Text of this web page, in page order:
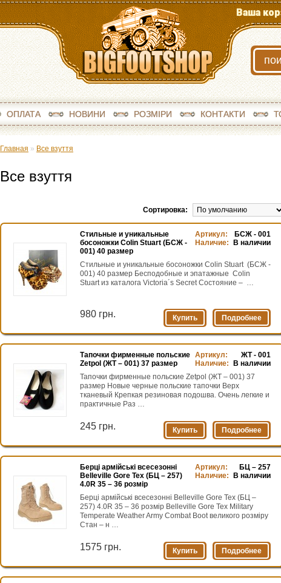
Ваша
ОПЛАТА НОВИНИ РОЗМІРИ КОНТАКТИ
Главная » Все взуття
Все взуття
Сортировка:
Стильные и уникальные
босоножки Colin Stuart (БСЖ -
001) 40 размер
Артикул:
БСЖ - 001
Наличие:
В наличии
Стильные и уникальные босоножки Colin Stuart (БСЖ -
001) 40 размер Бесподобные и эпатажные Colin
Stuart из каталога Victoria´s Secret Состояние – …
980 грн. Подробнее
Купить
Тапочки фирменные польские
Zetpol (ЖТ – 001) 37 размер
Артикул:
ЖТ - 001
Наличие:
В наличии
Тапочки фирменные польские Zetpol (ЖТ – 001) 37
размер Новые черные польские тапочки Верх
тканевый Крепкая резиновая подошва. Очень легкие и
практичные Раз …
245 грн. Подробнее
Купить
Берці армійські всесезонні
Belleville Gore Tex (БЦ – 257)
4.0R 35 – 36 розмір
Артикул:
БЦ – 257
Наличие:
В наличии
Берці армійські всесезонні Belleville Gore Tex (БЦ –
257) 4.0R 35 – 36 розмір Belleville Gore Tex Military
Temperate Weather Army Combat Boot великого розміру
Стан – н …
1575 грн. Подробнее
Купить